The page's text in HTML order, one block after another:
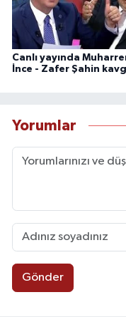
Canlı yayında
İnce - Zafer Şahin
Yorumlar
Gönder